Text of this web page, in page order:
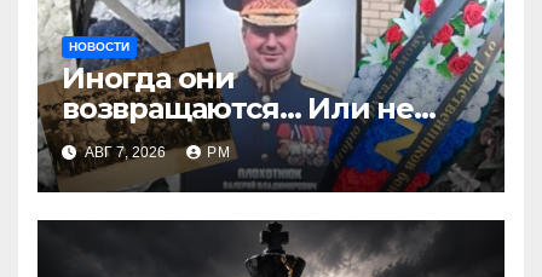
НОВОСТИ
Иногда они
возвращаются… Или не
возвращаются
АВГ 7, 2026 РМ